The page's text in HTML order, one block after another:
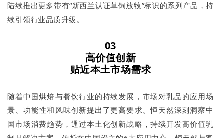
陆续推出更多带有“新西兰认证草饲放牧”标识的系列产品，持
续引领行业品质升级。
03
高价值创新
贴近本土市场需求
随着中国烘焙与餐饮行业的持续发展，市场对乳品的应用场
景、功能性和风味创新提出了更高要求。恒天然深刻洞察中
国市场消费趋势，通过本土化创新战略，持续开发高价值乳